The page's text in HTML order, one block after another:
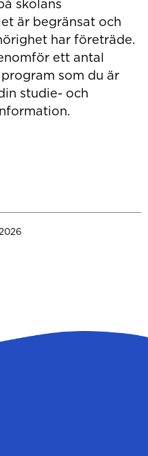
skolans
är begränsat och
har företräde.
ett antal
som du är
studie- och